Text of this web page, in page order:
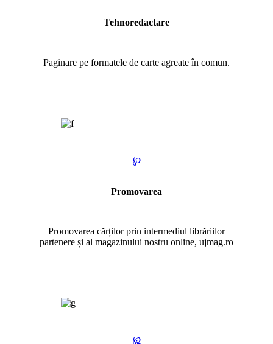
Tehnoredactare
Paginare pe formatele de carte agreate în comun.
℘
Promovarea
Promovarea cărților prin intermediul librăriilor
partenere și al magazinului nostru online, ujmag.ro
℘